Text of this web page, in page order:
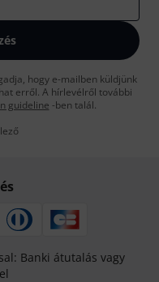
hogy e-mailben küldjünk
erről. A hírlevélről további
guideline -ben talál.
Banki átutalás vagy